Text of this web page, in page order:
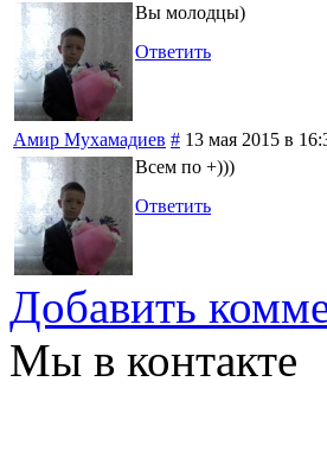
Вы молодцы)
Ответить
Амир Мухамадиев # 13 мая 2015 в
Всем по +)))
Ответить
Добавить
Мы в контакте